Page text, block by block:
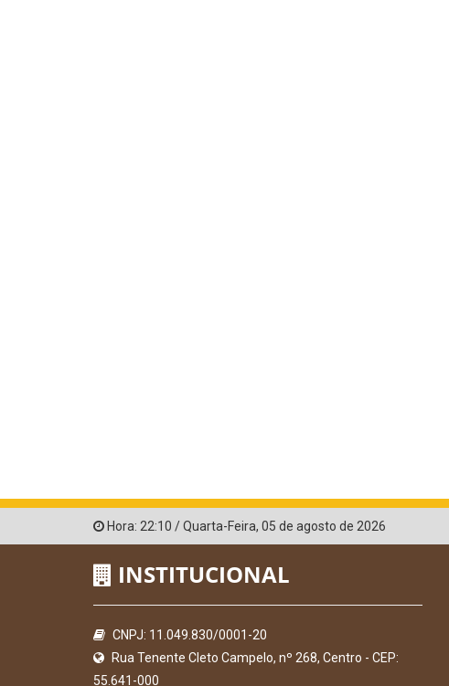
Hora: 22:10 /Quarta-Feira, 05 de agosto de 2026
INSTITUCIONAL
CNPJ: 11.049.830/0001-20
Rua Tenente Cleto Campelo, nº 268, Centro - CEP:
55.641-000